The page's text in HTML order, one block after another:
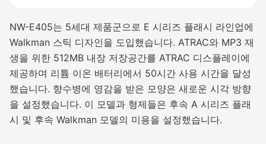
NW-E405는 5세대 제품군으로 E 시리즈 플래시 라인업에
Walkman 스틱 디자인을 도입했습니다. ATRAC와 MP3 재
생을 위한 512MB 내장 저장공간를 ATRAC 디스플레이에
제공하며 리튬 이온 배터리에서 50시간 사용 시간을 달성
했습니다. 향수병에 영감을 받은 모양은 새로운 시각 방향
을 설정했습니다. 이 모델과 형제들은 후속 A 시리즈 플래
시 및 후속 Walkman 모델의 미용을 설정했습니다.